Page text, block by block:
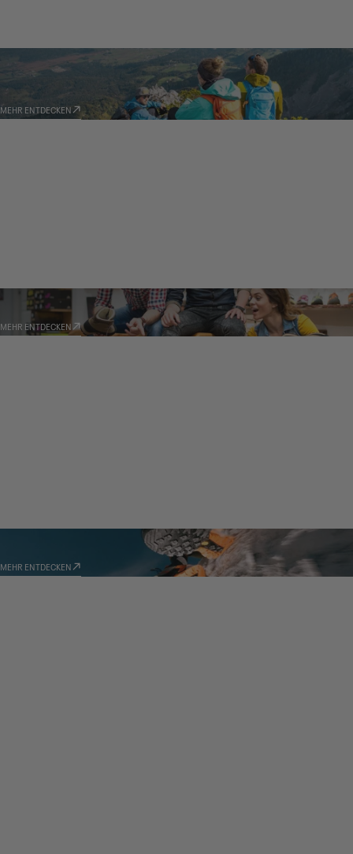
GARMONT WORLD
AMBASSADOR
MEHR ENTDECKEN
HÄNDLER
MEHR ENTDECKEN
TECHNOLOGIEN
MEHR ENTDECKEN